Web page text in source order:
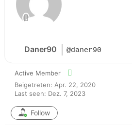
Daner90 @daner90
Active Member
Beigetreten: Apr. 22, 2020
Last seen: Dez. 7, 2023
Follow